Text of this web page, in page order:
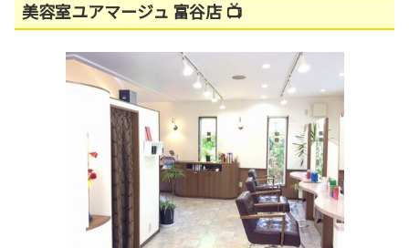
美容室ユアマージュ 富谷店 📺